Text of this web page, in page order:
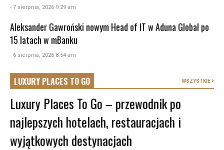
- 7 sierpnia, 2026 9:29 am
Aleksander Gawroński nowym Head of IT w Aduna Global po
15 latach w mBanku
- 6 sierpnia, 2026 8:54 am
LUXURY PLACES TO GO WSZYSTKIE
Luxury Places To Go – przewodnik po
najlepszych hotelach, restauracjach i
wyjątkowych destynacjach